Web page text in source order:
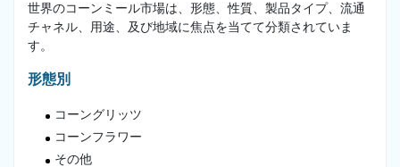
世界のコーンミール市場は、形態、性質、製品タイプ、流通
チャネル、用途、及び地域に焦点を当てて分類されていま
す。
形態別
コーングリッツ
コーンフラワー
その他